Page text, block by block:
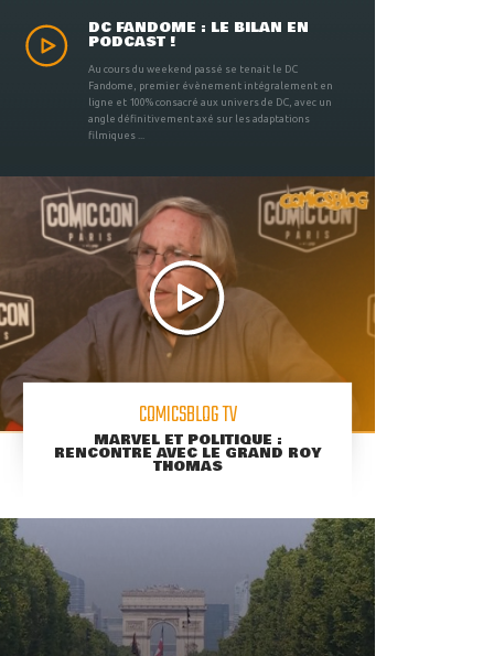
DC FANDOME : LE BILAN EN
PODCAST !
Au cours du weekend passé se tenait le DC
Fandome, premier évènement intégralement en
ligne et 100% consacré aux univers de DC, avec un
angle définitivement axé sur les adaptations
filmiques ...
COMICSBLOG TV
MARVEL ET POLITIQUE :
RENCONTRE AVEC LE GRAND ROY
THOMAS